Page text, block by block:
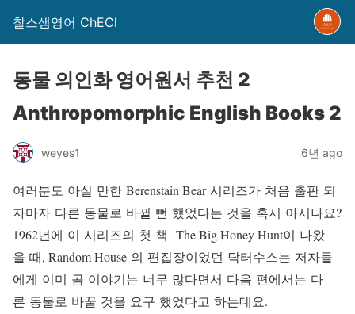
찰스샘영어 ChECl
동물 의인화 영어원서 추천 2
Anthropomorphic English Books 2
weyes1 6년 ago
여러분도 아실 만한 Berenstain Bear 시리즈가 처음 출판 되
자마자 다른 동물로 바뀔 뻔 했었다는 것을 혹시 아시나요?
1962년에 이 시리즈의 첫 책 The Big Honey Hunt이 나왔
을 때, Random House 의 편집장이었던 닥터수스는 저자들
에게 이미 곰 이야기는 너무 많다면서 다음 편에서는 다
른 동물로 바꿀 것을 요구 했었다고 하는데요.